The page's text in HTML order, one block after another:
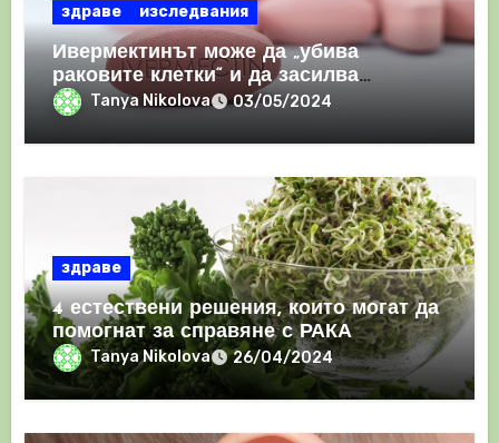
здраве изследвания
Ивермектинът може да „убива
раковите клетки“ и да засилва
имунния отговор
Tanya Nikolova 03/05/2024
здраве
4 естествени решения, които могат да
помогнат за справяне с РАКА
Tanya Nikolova 26/04/2024